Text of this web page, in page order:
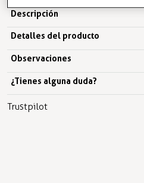
Descripción
Detalles del producto
Observaciones
¿Tienes alguna duda?
Trustpilot